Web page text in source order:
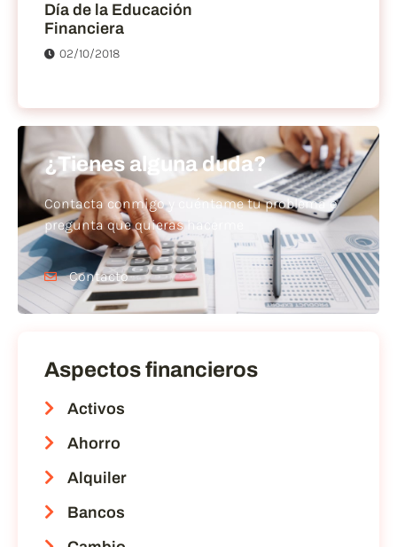
Día de la Educación
Financiera
02/10/2018
¿Tienes alguna duda?
Contacta conmigo y cuéntame tu problema o
pregunta que quieras hacerme
Contacto
Aspectos financieros
Activos
Ahorro
Alquiler
Bancos